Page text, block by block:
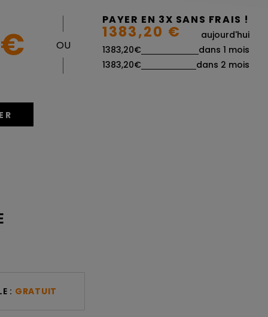
|
OU
|
PAYER EN 3X SANS FRAIS !
1383,20 €
aujourd'hui
1383,20€
dans 1 mois
1383,20€
dans 2 mois
: GRATUIT